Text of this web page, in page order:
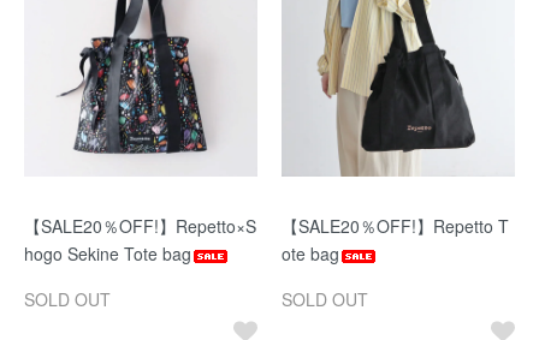
【SALE20％OFF!】Repetto×S
hogo Sekine Tote bag
SOLD OUT
【SALE20％OFF!】Repetto T
ote bag
SOLD OUT